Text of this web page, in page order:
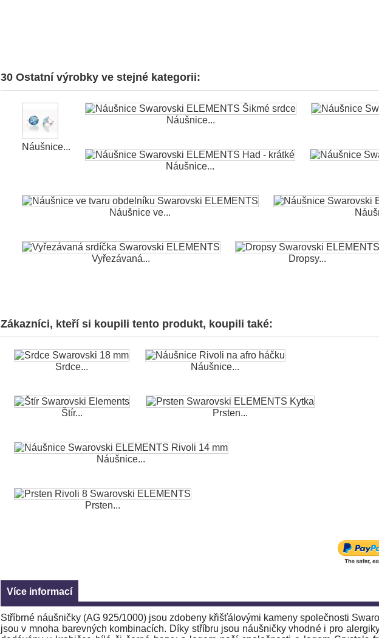
30 Ostatní výrobky ve stejné kategorii:
Náušnice...
Náušnice...
Náušnice...
Náušnice ve...
Vyřezávaná... Dropsy...
Zákazníci, kteří si koupili tento produkt, koupili také:
Srdce... Náušnice...
Štír... Prsten...
Náušnice...
Prsten...
Více informací
Stříbrné náušničky (AG 925/1000) jsou zdobeny křišťálovými kameny společnosti
jsou v mnoha barevných kombinacích. Díky stříbru jsou náušničky vhodné i pro